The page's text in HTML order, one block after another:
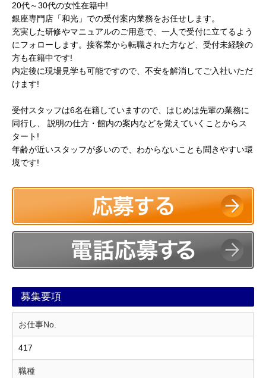
20代～30代の女性在籍中!
銀座専門店「和光」での受付案内業務をお任せします。
充実した研修やマニュアルのご用意で、一人で受付に立てるよう
にフォローします。接客業から転職された方など、受付未経験の
方も在籍中です!
内定後に現場見学も可能ですので、不安を解消してご入社いただ
けます!
受付スタッフは6名在籍していますので、はじめは先輩の業務に
同行し、 説明の仕方・館内の案内などを覚えていくことからス
タート!
年齢が近いスタッフが多いので、わからないことも聞きやすい環
境です!
募集要項
お仕事No.
417
職種